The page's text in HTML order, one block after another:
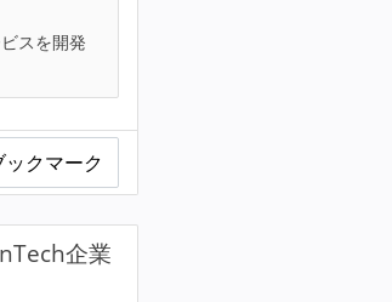
スを開発
ックマーク
企業